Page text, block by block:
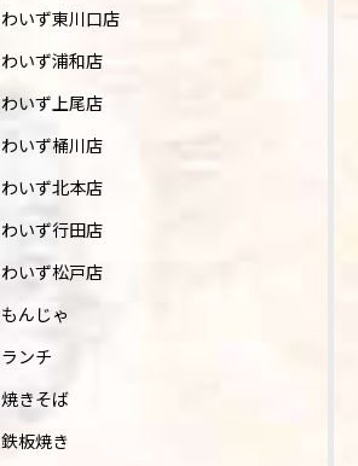
わいず東川口店
わいず浦和店
わいず上尾店
わいず桶川店
わいず北本店
わいず行田店
わいず松戸店
もんじゃ
ランチ
焼きそば
鉄板焼き